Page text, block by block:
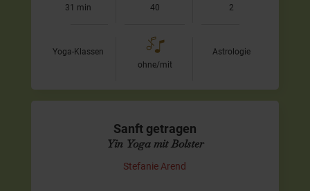
31 min 40 2
Yoga-Klassen
ohne/mit
Astrologie
Sanft getragen
Yin Yoga mit Bolster
Stefanie Arend